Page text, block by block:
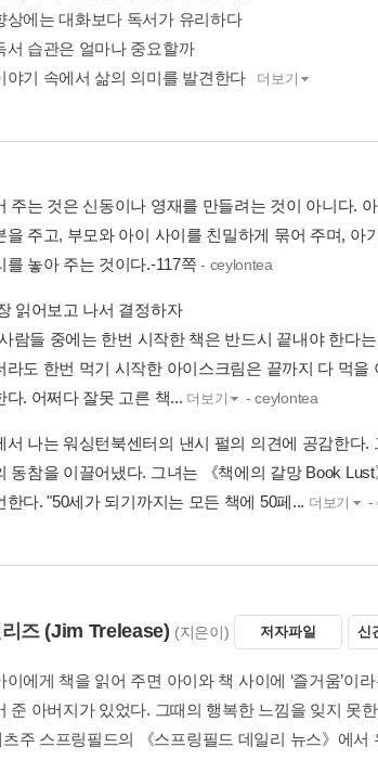
상에는 대화보다 독서가 유리하다
서 습관은 얼마나 중요할까
야기 속에서 삶의 의미를 발견한다
더보기
주는 것은 신동이나 영재를 만들려는 것이 아니다.
을 주고, 부모와 아이 사이를 친밀하게 묶어 주며,
를 놓아 주는 것이다.-117쪽- ceylontea
읽어보고 나서 결정하자
람들 중에는 한번 시작한 책은 반드시 끝내야 한다
라도 한번 먹기 시작한 아이스크림은 끝까지 다 먹
다. 어쩌다 잘못 고른 책... 더보기 - ceylontea
서 나는 워싱턴북센터의 낸시 펄의 의견에 공감한다
동참을 이끌어냈다. 그녀는 《책에의 갈망 Book
한다. "50세가 되기까지는 모든 책에 50페... 더보기 -
즈(Jim Trelease) (지은이) 저자파일 신
이에게 책을 읽어 주면 아이와 책 사이에 ‘즐거움’이
준 아버지가 있었다. 그때의 행복한 느낌을 잊지 못
주 스프링필드의 《스프링필드 데일리 뉴스》에